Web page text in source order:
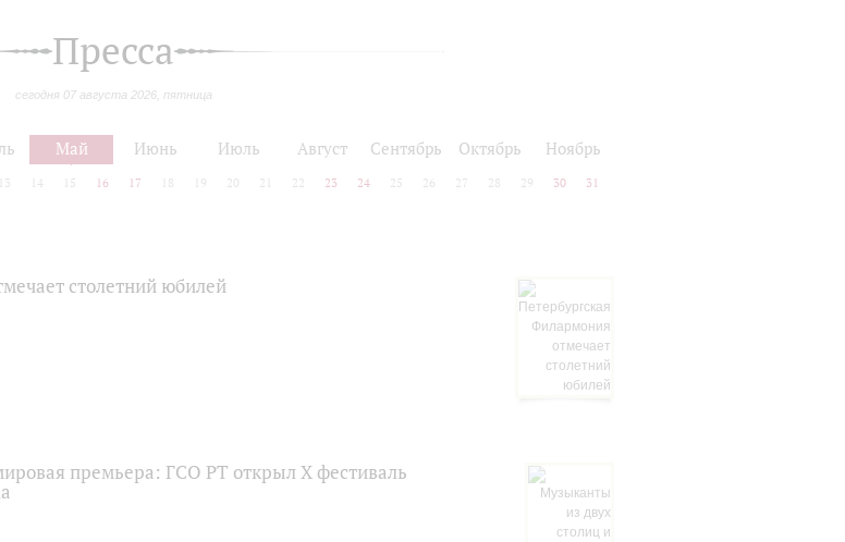
Пресса
сегодня 07 августа 2026, пятница
Май Июнь Июль Август Сентябрь Октябрь Ноябрь
13 14 15 16 17 18 19 20 21 22 23 24 25 26 27 28 29 30 31
столетний юбилей
премьера: ГСО РТ открыл X фестиваль